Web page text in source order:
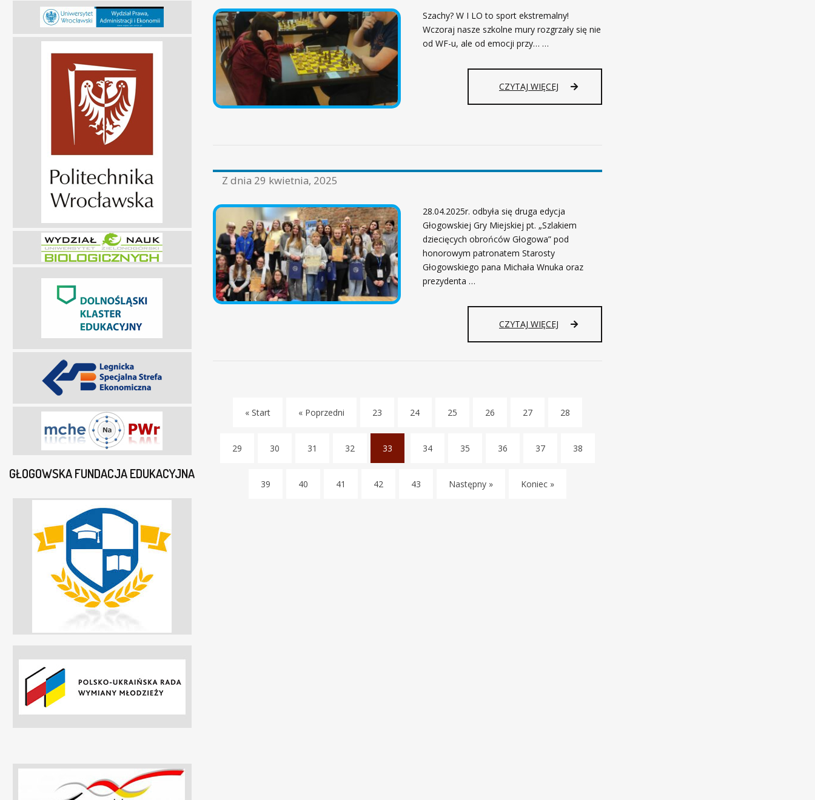
Szachy? W I LO to sport ekstremalny!
Wczoraj nasze szkolne mury rozgrzały się nie
od WF-u, ale od emocji przy… …
CZYTAJ WIĘCEJ
Z dnia 29 kwietnia, 2025
28.04.2025r. odbyła się druga edycja
Głogowskiej Gry Miejskiej pt. „Szlakiem
dziecięcych obrońców Głogowa” pod
honorowym patronatem Starosty
Głogowskiego pana Michała Wnuka oraz
prezydenta …
CZYTAJ WIĘCEJ
« Start « Poprzedni 23 24 25 26 27 28
29 30 31 32
33
34 35 36 37 38
39 40 41 42 43 Następny » Koniec »
GŁOGOWSKA FUNDACJA EDUKACYJNA